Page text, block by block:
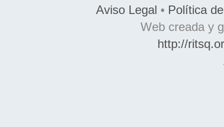
Aviso Legal • Política
Web creada y
http://